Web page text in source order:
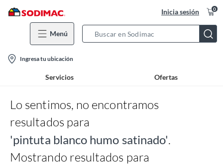
Inicia sesión 0
Menú
Bar
location-
icon
Ingresa tu ubicación
Servicios Ofertas
Lo sentimos, no encontramos
resultados para
'pintuta blanco humo satinado'.
Mostrando resultados para